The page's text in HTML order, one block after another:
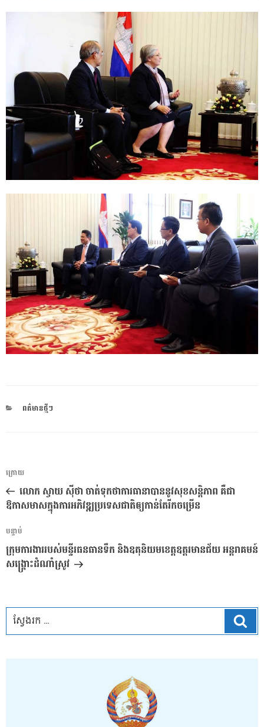
CATEGORIES
ពត៌មានថ្មីៗ
ការ​
នាំទិស​
ប្រកាស
អត្ថបទ
មុន
ក្រោយ
លោក ស្វាយ ស៊ីថា ចាត់ទុកថាការធានាបាននូវសុខសន្តិភាព គឺជា
ឱកាសមាសក្នុងការអភិវឌ្ឍប្រទេសជាតិឲ្យកាន់តែរីកចម្រើន
អត្ថបទ
បន្ទាប់
បន្ទាប់
ក្រុមការងាររបស់មន្ទីរធនធានទឹក និងឧតុនិយមខេត្តឧត្តរមានជ័យ អន្តរាគមន៍
សង្គ្រោះដំណាំស្រូវ